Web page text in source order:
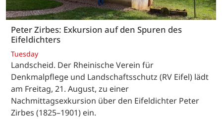
Peter Zirbes: Exkursion auf den Spuren des
Eifeldichters
Tuesday
Landscheid. Der Rheinische Verein für
Denkmalpflege und Landschaftsschutz (RV Eifel) lädt
am Freitag, 21. August, zu einer
Nachmittagsexkursion über den Eifeldichter Peter
Zirbes (1825–1901) ein.